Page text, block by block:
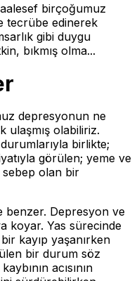
birçoğumuz
tecrübe edinerek
gibi duygu
bıkmış olma...
depresyonun ne
ulaşmış olabiliriz.
birlikte;
görülen; yeme ve
olan bir
benzer. Depresyon ve
koyar. Yas sürecinde
kayıp yaşanırken
bir durum söz
acısının